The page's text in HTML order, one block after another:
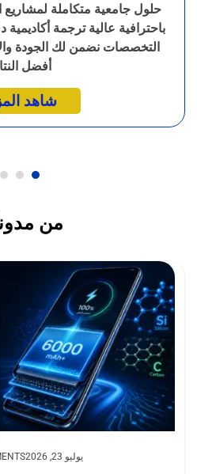
حلول جامعية متكاملة لمشاريع
باحترافية عالية ترجمة
التخصصات نضمن لك الجودة
أفضل
شاهد
من
يوليو 23, 2026